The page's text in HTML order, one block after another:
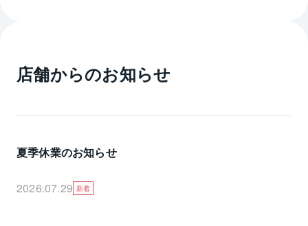
店舗からのお知らせ
夏季休業のお知らせ
2026.07.29 新着